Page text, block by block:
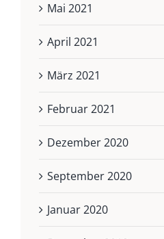
Mai 2021
April 2021
März 2021
Februar 2021
Dezember 2020
September 2020
Januar 2020